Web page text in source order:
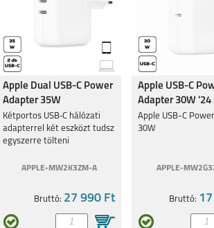
Apple Dual USB-C Power
Adapter 35W
Kétportos USB‑C hálózati
adapterrel két eszközt tudsz
egyszerre tölteni
APPLE-MW2K3ZM-A
Bruttó: 27 990 Ft
Apple USB-C
Adapter 30W '24
Apple USB-C
30W
APPLE-
Bruttó: